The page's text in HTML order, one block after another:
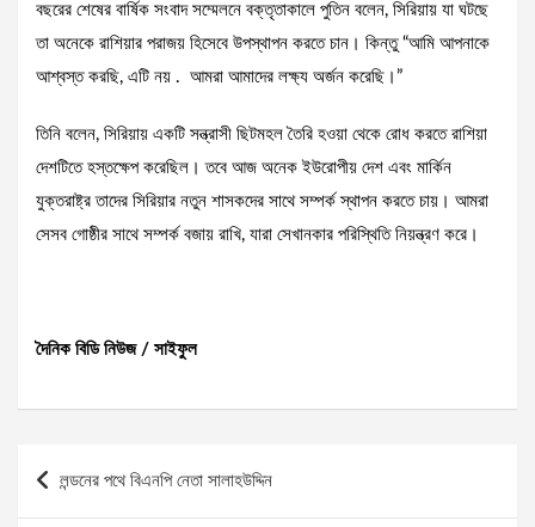
বছরের শেষের বার্ষিক সংবাদ সম্মেলনে বক্তৃতাকালে পুতিন বলেন, সিরিয়ায় যা ঘটছে
তা অনেকে রাশিয়ার পরাজয় হিসেবে উপস্থাপন করতে চান। কিন্তু “আমি আপনাকে
আশ্বস্ত করছি, এটি নয় . আমরা আমাদের লক্ষ্য অর্জন করেছি।”
তিনি বলেন, সিরিয়ায় একটি সন্ত্রাসী ছিটমহল তৈরি হওয়া থেকে রোধ করতে রাশিয়া
দেশটিতে হস্তক্ষেপ করেছিল। তবে আজ অনেক ইউরোপীয় দেশ এবং মার্কিন
যুক্তরাষ্ট্র তাদের সিরিয়ার নতুন শাসকদের সাথে সম্পর্ক স্থাপন করতে চায়। আমরা
সেসব গোষ্ঠীর সাথে সম্পর্ক বজায় রাখি, যারা সেখানকার পরিস্থিতি নিয়ন্ত্রণ করে।
দৈনিক বিডি নিউজ / সাইফুল
Post
navigation
লন্ডনের পথে বিএনপি নেতা সালাহউদ্দিন